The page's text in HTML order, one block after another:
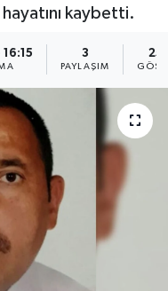
kaybetti.
3
PAYLAŞIM
Fikstür